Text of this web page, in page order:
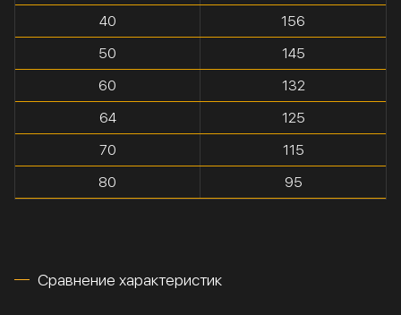
40
156
50
145
60
132
64
125
70
115
80
95
Сравнение характеристик